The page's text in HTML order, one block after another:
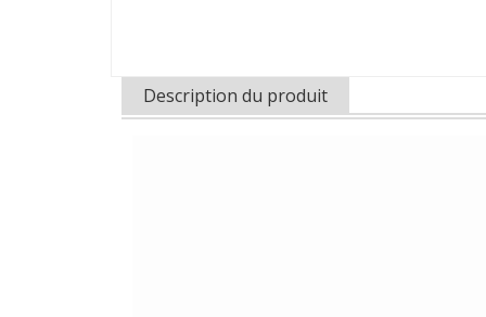
Description du produit